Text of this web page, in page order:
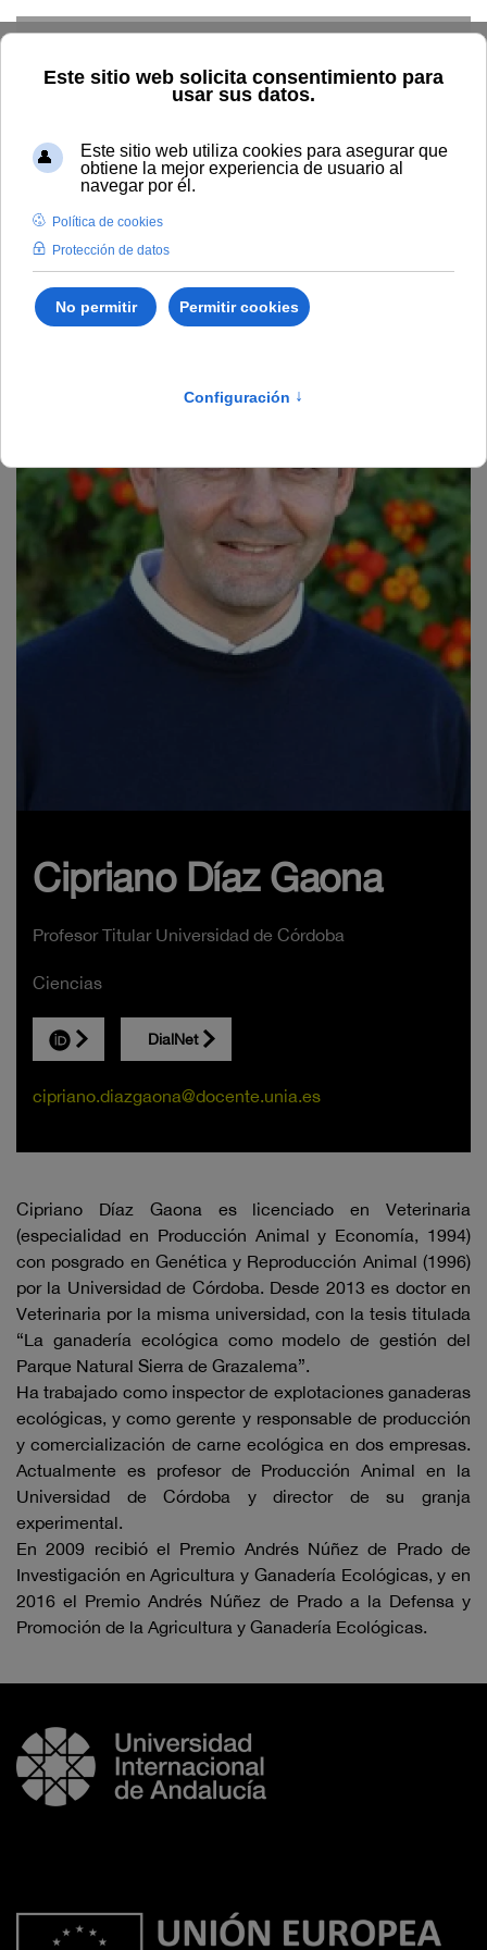
Home Profesorado Directorio profesor
Cipriano Díaz
Cipriano Díaz Gaona
Profesor Titular Universidad de Córdoba
Ciencias
DialNet
cipriano.diazgaona@docente.unia.es
Cipriano Díaz Gaona es licenciado en Veterinaria
(especialidad en Producción Animal y Economía, 1994)
con posgrado en Genética y Reproducción Animal (1996)
por la Universidad de Córdoba. Desde 2013 es doctor en
Veterinaria por la misma universidad, con la tesis titulada
“La ganadería ecológica como modelo de gestión del
Parque Natural Sierra de Grazalema”.
Ha trabajado como inspector de explotaciones ganaderas
ecológicas, y como gerente y responsable de producción
y comercialización de carne ecológica en dos empresas.
Actualmente es profesor de Producción Animal en la
Universidad de Córdoba y director de su granja
experimental.
En 2009 recibió el Premio Andrés Núñez de Prado de
Investigación en Agricultura y Ganadería Ecológicas, y en
2016 el Premio Andrés Núñez de Prado a la Defensa y
Promoción de la Agricultura y Ganadería Ecológicas.